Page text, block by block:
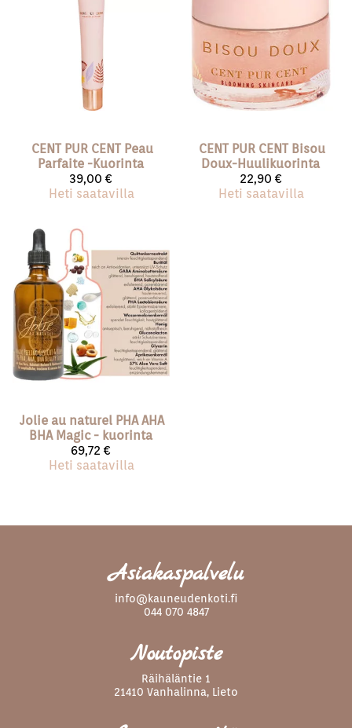
CENT PUR CENT Peau
Parfaite -Kuorinta
39,00 €
Heti saatavilla
CENT PUR CENT Bisou
Doux-Huulikuorinta
22,90 €
Heti saatavilla
Jolie au naturel PHA AHA
BHA Magic - kuorinta
69,72 €
Heti saatavilla
Asiakaspalvelu
info@kauneudenkoti.fi
044 070 4847
Noutopiste
Räihäläntie 1
21410 Vanhalinna, Lieto